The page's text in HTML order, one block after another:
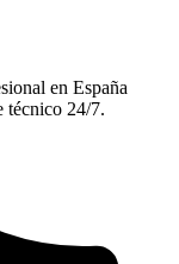
en España
técnico 24/7.